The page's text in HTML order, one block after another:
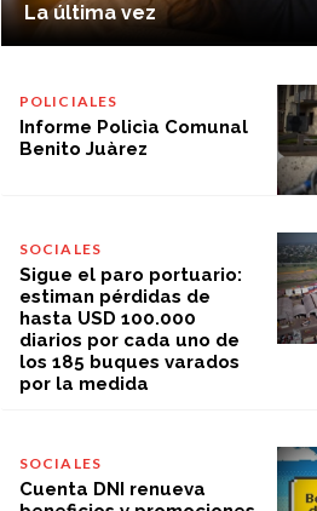
La última vez
POLICIALES
Informe Policìa Comunal
Benito Juàrez
SOCIALES
Sigue el paro portuario:
estiman pérdidas de
hasta USD 100.000
diarios por cada uno de
los 185 buques varados
por la medida
SOCIALES
Cuenta DNI renueva